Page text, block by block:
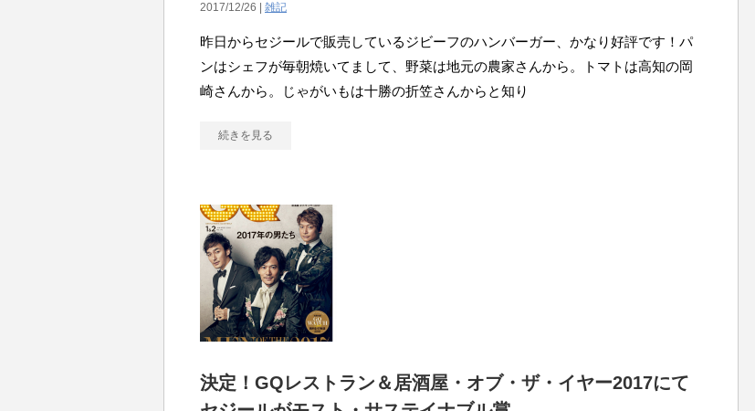
2017/12/26 | 雑記
昨日からセジールで販売しているジビーフのハンバーガー、かなり好評です！パ
ンはシェフが毎朝焼いてまして、野菜は地元の農家さんから。トマトは高知の岡
崎さんから。じゃがいもは十勝の折笠さんからと知り
続きを見る
決定！GQレストラン＆居酒屋・オブ・ザ・イヤー2017にて